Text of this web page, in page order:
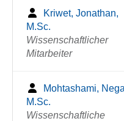
Kriwet, Jonathan,
M.Sc.
Wissenschaftlicher
Mitarbeiter
Mohtashami,
M.Sc.
Wissenschaftliche